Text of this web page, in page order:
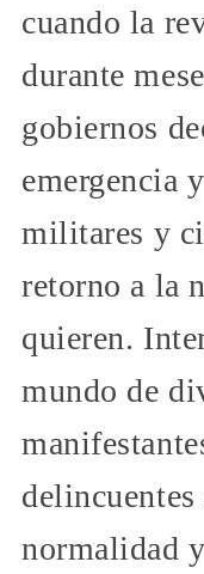
cuando la
durante
gobiernos
emergencia
militares y
retorno a la
quieren.
mundo de
normalidad